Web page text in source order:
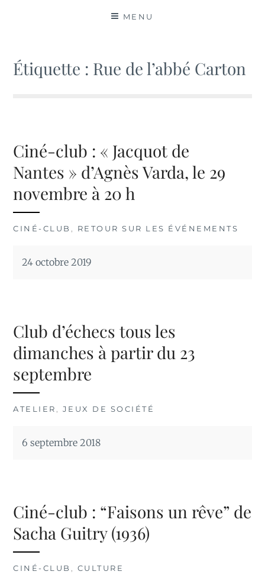
MENU
Étiquette : Rue de l’abbé Carton
Ciné-club : « Jacquot de
Nantes » d’Agnès Varda, le 29
novembre à 20 h
CINÉ-CLUB , RETOUR SUR LES ÉVÉNEMENTS
24 octobre 2019
Club d’échecs tous les
dimanches à partir du 23
septembre
ATELIER , JEUX DE SOCIÉTÉ
6 septembre 2018
Ciné-club : “Faisons un rêve” de
Sacha Guitry (1936)
CINÉ-CLUB , CULTURE